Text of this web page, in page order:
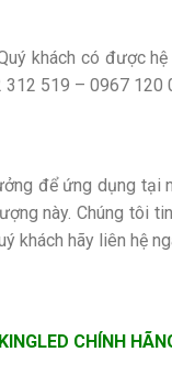
khách có được
312 519 – 0967 120
để ứng dụng tại
này. Chúng tôi
khách hãy liên hệ
CHÍNH